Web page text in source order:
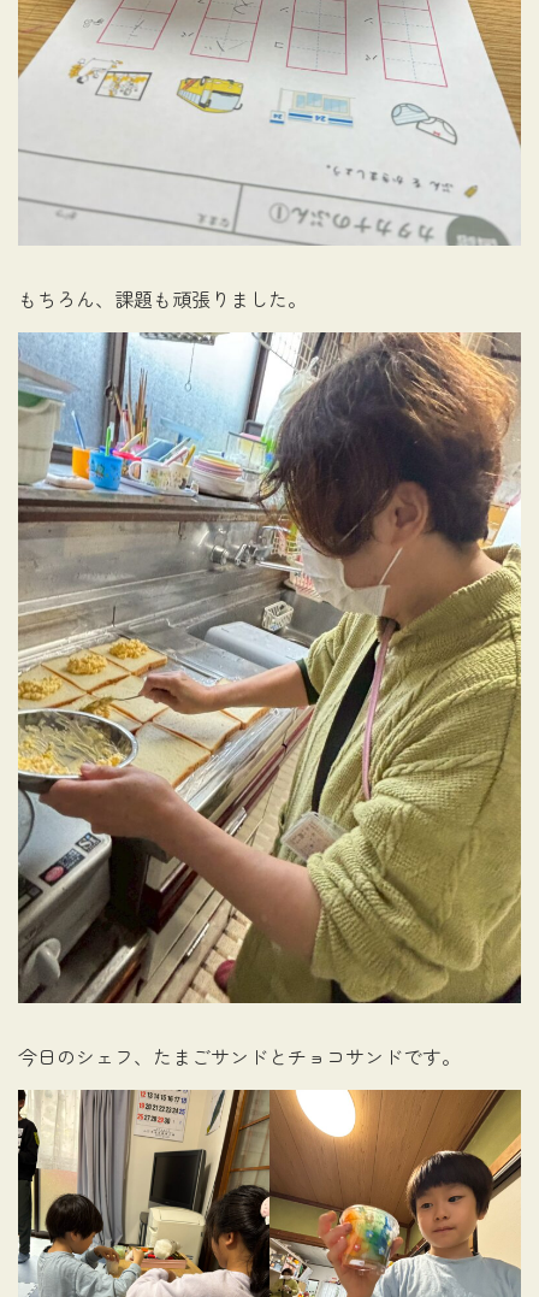
もちろん、課題も頑張りました。
今日のシェフ、たまごサンドとチョコサンドです。